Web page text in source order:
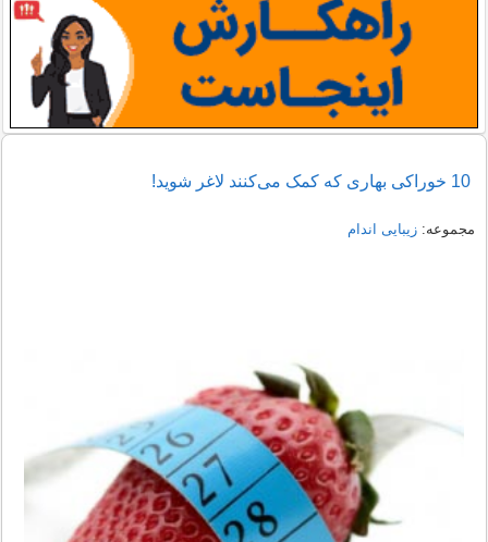
10 خوراکی بهاری که کمک می‌کنند لاغر شوید!
مجموعه:زیبایی اندام